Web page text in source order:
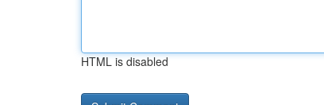
HTML is disabled